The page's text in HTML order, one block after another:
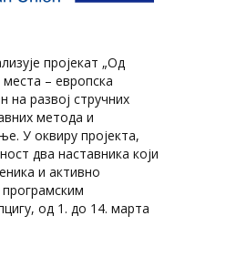
пројекат „Од
– европска
на развој стручних
метода и
У оквиру пројекта,
два наставника који
и активно
од 1. до 14. марта